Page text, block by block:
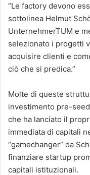
“Le factory devono
sottolinea Helmut
UnternehmerTUM e
selezionato i progetti
acquisire clienti e
ciò che si predica.”
Molte di queste
investimento pre-
che ha lanciato il
immediata di capitali
“gamechanger” da
finanziare startup
capitali istituzionali.